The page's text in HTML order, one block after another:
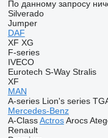
По данному запросу
Silverado
Jumper
DAF
XF XG
F-series
IVECO
Eurotech S-Way Stralis
XF
MAN
A-series Lion's series
Mercedes-Benz
A-Class Actros Arocs
Renault